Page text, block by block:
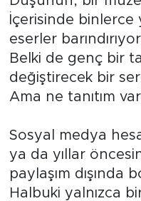
İçerisinde binlerce
eserler
Belki de genç bir
değiştirecek bir
Ama ne tanıtım
Sosyal medya
ya da yıllar
paylaşım dışında
Halbuki yalnızca